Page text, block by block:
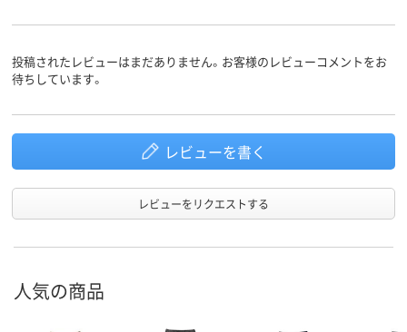
投稿されたレビューはまだありません。お客様のレビューコメントをお
待ちしています。
レビューを書く
レビューをリクエストする
人気の商品